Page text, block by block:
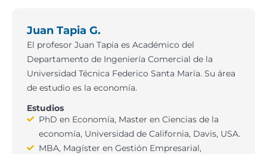
Juan Tapia G.
El profesor Juan Tapia es Académico del
Departamento de Ingeniería Comercial de la
Universidad Técnica Federico Santa María. Su área
de estudio es la economía.
Estudios
PhD en Economía, Master en Ciencias de la
economía, Universidad de California, Davis, USA.
MBA, Magíster en Gestión Empresarial,